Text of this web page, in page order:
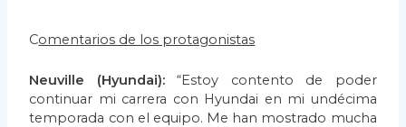
Comentarios de los protagonistas
Neuville (Hyundai):“Estoy contento de poder
continuar mi carrera con Hyundai en mi undécima
temporada con el equipo. Me han mostrado mucha